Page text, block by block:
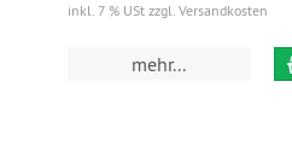
inkl. 7 % USt zzgl. Versandkosten
mehr...